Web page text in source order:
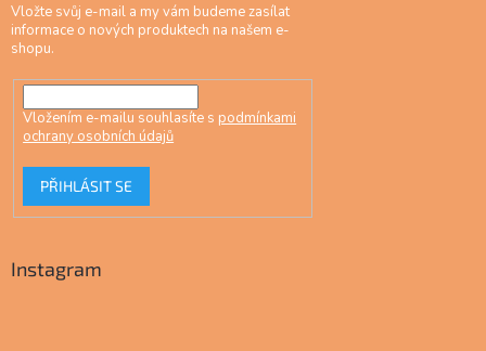
Vložte svůj e-mail a my vám budeme zasílat
informace o nových produktech na našem e-
shopu.
Vložením e-mailu souhlasíte s podmínkami
ochrany osobních údajů
PŘIHLÁSIT SE
Instagram